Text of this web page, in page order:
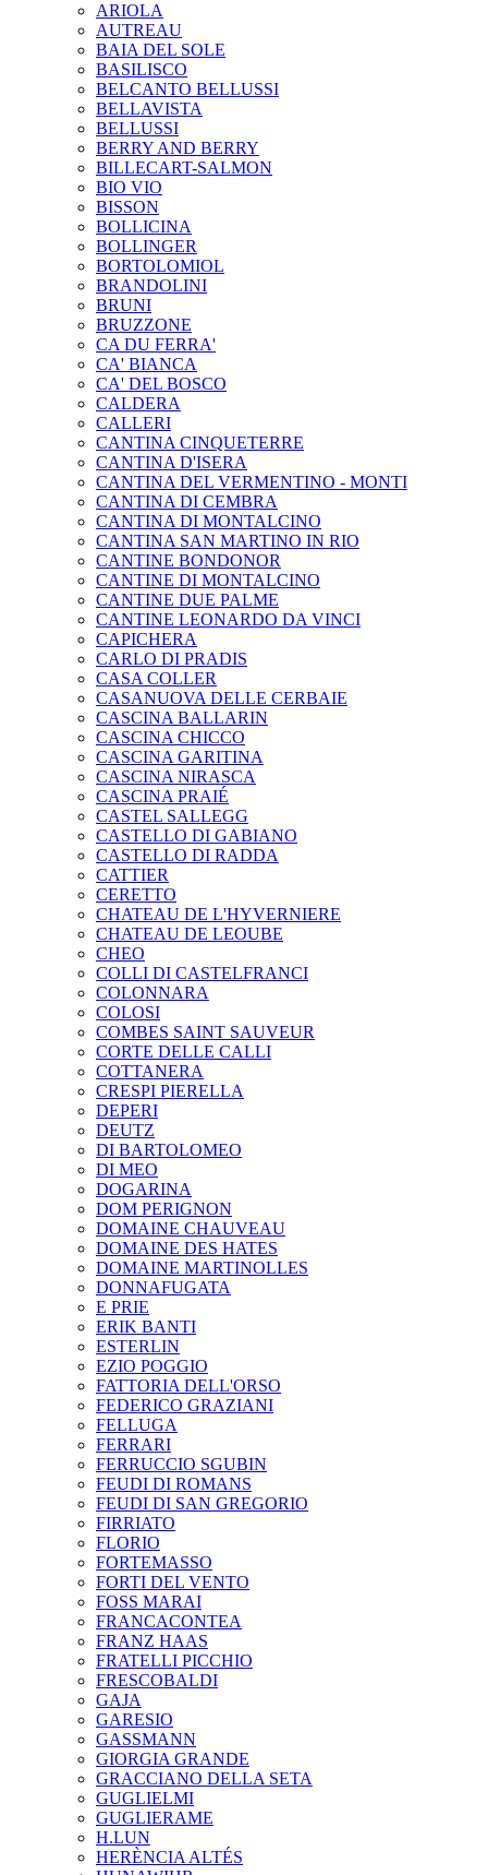
ARIOLA
AUTREAU
BAIA DEL SOLE
BASILISCO
BELCANTO BELLUSSI
BELLAVISTA
BELLUSSI
BERRY AND BERRY
BILLECART-SALMON
BIO VIO
BISSON
BOLLICINA
BOLLINGER
BORTOLOMIOL
BRANDOLINI
BRUNI
BRUZZONE
CA DU FERRA'
CA' BIANCA
CA' DEL BOSCO
CALDERA
CALLERI
CANTINA CINQUETERRE
CANTINA D'ISERA
CANTINA DEL VERMENTINO - MONTI
CANTINA DI CEMBRA
CANTINA DI MONTALCINO
CANTINA SAN MARTINO IN RIO
CANTINE BONDONOR
CANTINE DI MONTALCINO
CANTINE DUE PALME
CANTINE LEONARDO DA VINCI
CAPICHERA
CARLO DI PRADIS
CASA COLLER
CASANUOVA DELLE CERBAIE
CASCINA BALLARIN
CASCINA CHICCO
CASCINA GARITINA
CASCINA NIRASCA
CASCINA PRAIÉ
CASTEL SALLEGG
CASTELLO DI GABIANO
CASTELLO DI RADDA
CATTIER
CERETTO
CHATEAU DE L'HYVERNIERE
CHATEAU DE LEOUBE
CHEO
COLLI DI CASTELFRANCI
COLONNARA
COLOSI
COMBES SAINT SAUVEUR
CORTE DELLE CALLI
COTTANERA
CRESPI PIERELLA
DEPERI
DEUTZ
DI BARTOLOMEO
DI MEO
DOGARINA
DOM PERIGNON
DOMAINE CHAUVEAU
DOMAINE DES HATES
DOMAINE MARTINOLLES
DONNAFUGATA
E PRIE
ERIK BANTI
ESTERLIN
EZIO POGGIO
FATTORIA DELL'ORSO
FEDERICO GRAZIANI
FELLUGA
FERRARI
FERRUCCIO SGUBIN
FEUDI DI ROMANS
FEUDI DI SAN GREGORIO
FIRRIATO
FLORIO
FORTEMASSO
FORTI DEL VENTO
FOSS MARAI
FRANCACONTEA
FRANZ HAAS
FRATELLI PICCHIO
FRESCOBALDI
GAJA
GARESIO
GASSMANN
GIORGIA GRANDE
GRACCIANO DELLA SETA
GUGLIELMI
GUGLIERAME
H.LUN
HERÈNCIA ALTÉS